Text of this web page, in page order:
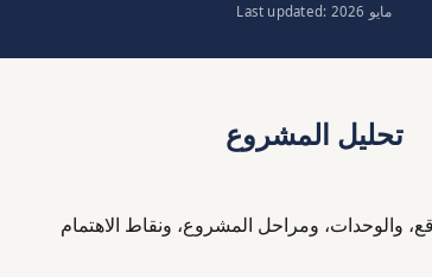
Last updated: مايو 2026
تحليل المشروع